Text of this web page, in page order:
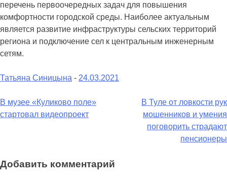
перечень первоочередных задач для повышения
комфортности городской среды. Наиболее актуальным
является развитие инфраструктуры сельских территорий
региона и подключение сел к центральным инженерным
сетям.
Татьяна Синицына - 24.03.2021
Навигация
по
В музее «Куликово поле»
стартовал видеопроект
В Туле от ловкости рук
мошенников и умения
поговорить страдают
пенсионеры
Добавить комментарий